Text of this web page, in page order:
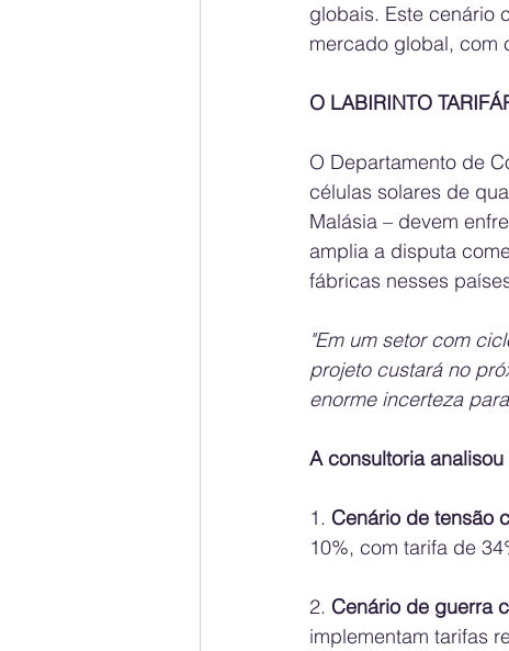
globais. Este cenário
mercado global, com
O LABIRINTO
O Departamento de
células solares de
Malásia – devem
amplia a disputa
fábricas nesses
"Em um setor com
projeto custará no
enorme incerteza
A consultoria
1. Cenário de tensão
10%, com tarifa de
2. Cenário de guerra
implementam tarifas